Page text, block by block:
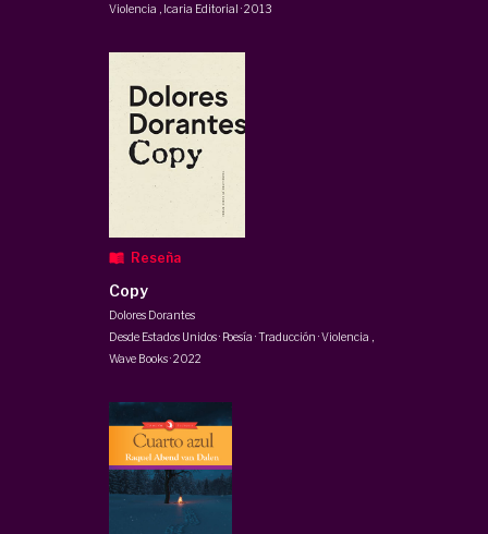
Violencia
Icaria Editorial ·2013
Reseña
Copy
Dolores Dorantes
Desde Estados Unidos · Poesía · Traducción · Violencia
Wave Books·2022